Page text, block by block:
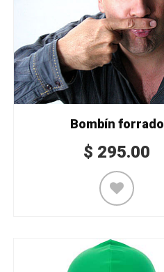
Bombín forrado
$ 295.00